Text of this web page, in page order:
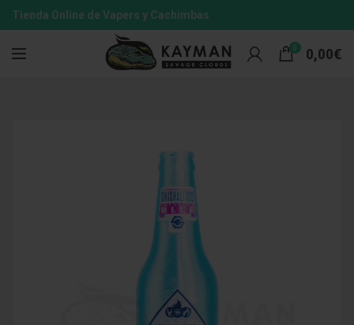
Tienda Online de Vapers y Cachimbas
0 0,00€